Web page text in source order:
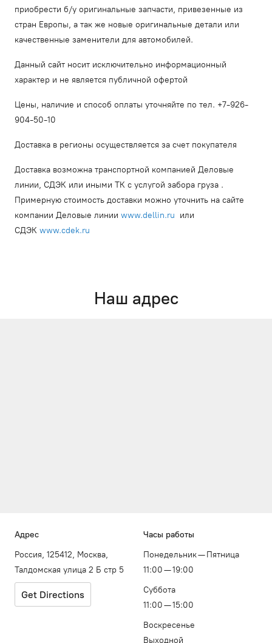
приобрести б/у оригинальные запчасти, привезенные из
стран Европы, а так же новые оригинальные детали или
качественные заменители для автомобилей.
Данный сайт носит исключительно информационный
характер и не является публичной офертой
Цены, наличие и способ оплаты уточняйте по тел. +7-926-
904-50-10
Доставка в регионы осуществляется за счет покупателя
Доставка возможна транспортной компанией Деловые
линии, СДЭК или иными ТК с услугой забора груза .
Примерную стоимость доставки можно уточнить на сайте
компании Деловые линии www.dellin.ru или
СДЭК www.cdek.ru
Наш адрес
Адрес
Россия, 125412, Москва,
Талдомская улица 2 Б стр 5
Get Directions
Часы работы
Понедельник — Пятница
11:00 — 19:00
Суббота
11:00 — 15:00
Воскресенье
Выходной